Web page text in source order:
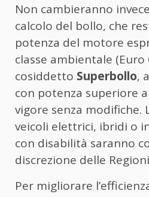
Non cambieranno
calcolo del bollo, che
potenza del motore
classe ambientale (Euro
cosiddetto Superbollo,
con potenza superiore
vigore senza modifiche.
veicoli elettrici, ibridi o
con disabilità saranno
discrezione delle
Per migliorare